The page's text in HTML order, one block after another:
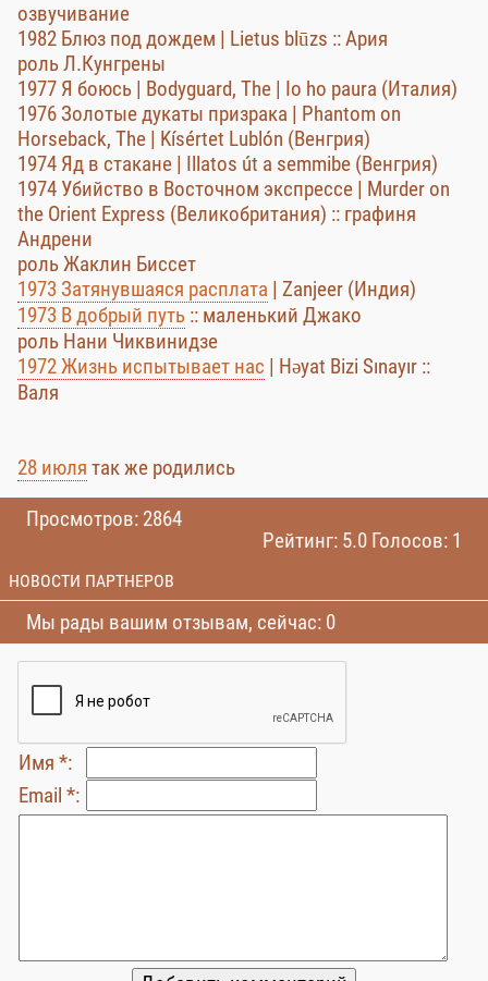
озвучивание
1982 Блюз под дождем | Lietus blūzs :: Ария
роль Л.Кунгрены
1977 Я боюсь | Bodyguard, The | Io ho paura (Италия)
1976 Золотые дукаты призрака | Phantom on
Horseback, The | Kísértet Lublón (Венгрия)
1974 Яд в стакане | Illatos út a semmibe (Венгрия)
1974 Убийство в Восточном экспрессе | Murder on
the Orient Express (Великобритания) :: графиня
Андрени
роль Жаклин Биссет
1973 Затянувшаяся расплата | Zanjeer (Индия)
1973 В добрый путь :: маленький Джако
роль Нани Чиквинидзе
1972 Жизнь испытывает нас | Həyat Bizi Sınayır ::
Валя
28 июля так же родились
Просмотров: 2864
Рейтинг: 5.0 Голосов: 1
НОВОСТИ ПАРТНЕРОВ
Мы рады вашим отзывам, сейчас: 0
Имя *:
Email *: